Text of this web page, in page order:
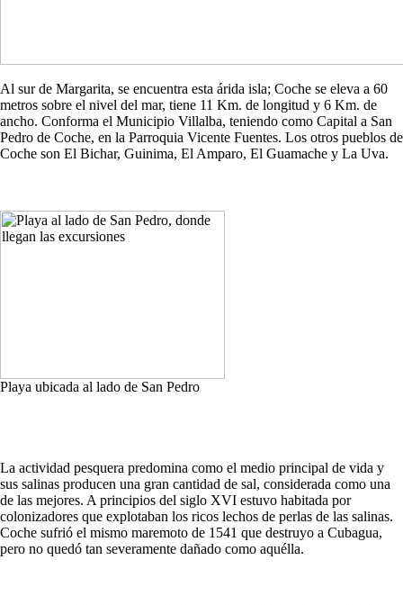
Al sur de Margarita, se encuentra esta árida isla; Coche se eleva a 60
metros sobre el nivel del mar, tiene 11 Km. de longitud y 6 Km. de
ancho. Conforma el Municipio Villalba, teniendo como Capital a San
Pedro de Coche, en la Parroquia Vicente Fuentes. Los otros pueblos de
Coche son El Bichar, Guinima, El Amparo, El Guamache y La Uva.
Playa ubicada al lado de San Pedro
La actividad pesquera predomina como el medio principal de vida y
sus salinas producen una gran cantidad de sal, considerada como una
de las mejores. A principios del siglo XVI estuvo habitada por
colonizadores que explotaban los ricos lechos de perlas de las salinas.
Coche sufrió el mismo maremoto de 1541 que destruyo a Cubagua,
pero no quedó tan severamente dañado como aquélla.